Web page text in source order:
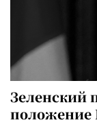
Зеленский
положение